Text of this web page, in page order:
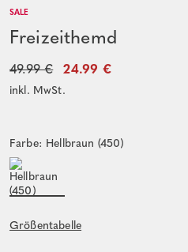
SALE
Freizeithemd
49.99 € 24.99 €
inkl. MwSt.
Farbe: Hellbraun (450)
Größentabelle